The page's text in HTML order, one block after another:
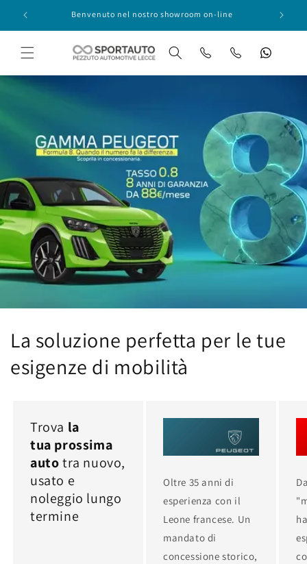
Skip to
content
Benvenuto nel nostro showroom on-line
La soluzione perfetta per le tue
esigenze di mobilità
Trova la
tua prossima
autotra nuovo,
usato e
noleggio lungo
termine
Oltre 35 anni di
esperienza con il
Leone francese. Un
mandato di
concessione storico,